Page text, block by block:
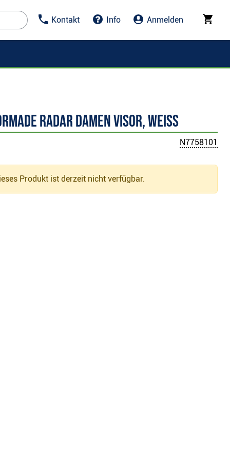
Kontakt Info Anmelden
Radar Damen Visor, weiss
N7758101
Produkt ist derzeit nicht verfügbar.